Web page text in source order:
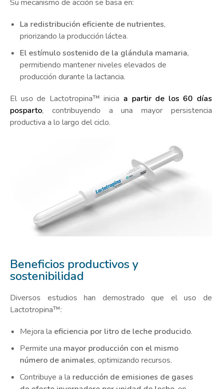
Su mecanismo de acción se basa en:
La redistribución eficiente de nutrientes,
priorizando la producción láctea.
El estímulo sostenido de la glándula mamaria,
permitiendo mantener niveles elevados de
producción durante la lactancia.
El uso de Lactotropina™ inicia a partir de los 60 días
posparto, contribuyendo a una mayor persistencia
productiva a lo largo del ciclo.
Beneficios productivos y
sostenibilidad
Diversos estudios han demostrado que el uso de
Lactotropina™:
Mejora la eficiencia por litro de leche producido.
Permite una mayor producción con el mismo
número de animales, optimizando recursos.
Contribuye a la reducción de emisiones de gases